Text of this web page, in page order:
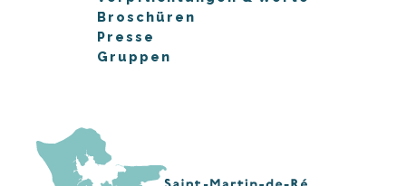
Broschüren
Presse
Gruppen